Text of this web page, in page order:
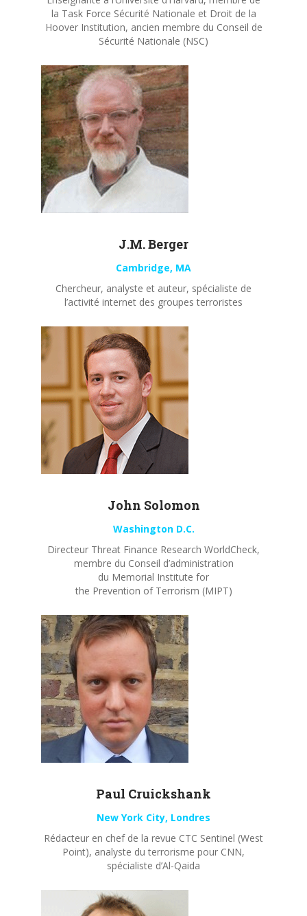
la Task Force Sécurité Nationale et Droit de la
Hoover Institution, ancien membre du Conseil de
Sécurité Nationale (NSC)
J.M. Berger
Cambridge, MA
Chercheur, analyste et auteur, spécialiste de
l’activité internet des groupes terroristes
John Solomon
Washington D.C.
Directeur Threat Finance Research WorldCheck,
membre du Conseil d’administration
du Memorial Institute for
the Prevention of Terrorism (MIPT)
Paul Cruickshank
New York City, Londres
Rédacteur en chef de la revue CTC Sentinel (West
Point), analyste du terrorisme pour CNN,
spécialiste d’Al-Qaida